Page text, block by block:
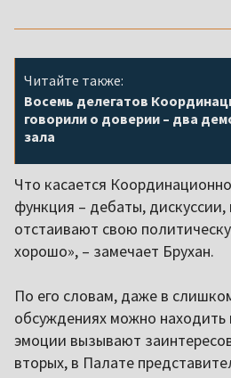
Читайте также:
Восемь делегатов
говорили о доверии – два
зала
Что касается
функция – дебаты,
отстаивают свою
хорошо», – замечает Брухан.
По его словам, даже в
обсуждениях можно
эмоции вызывают
вторых, в Палате